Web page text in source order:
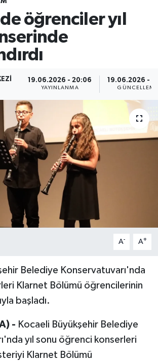
öğrenciler yıl
19.06.2026 - 20:06
YAYINLANMA
19.06.2026 -
GÜNCELLEME
A- A+
Belediye Konservatuvarı'nda
Klarnet Bölümü öğrencilerinin
başladı.
- Kocaeli Büyükşehir Belediye
yıl sonu öğrenci konserleri
Klarnet Bölümü
Haberleri